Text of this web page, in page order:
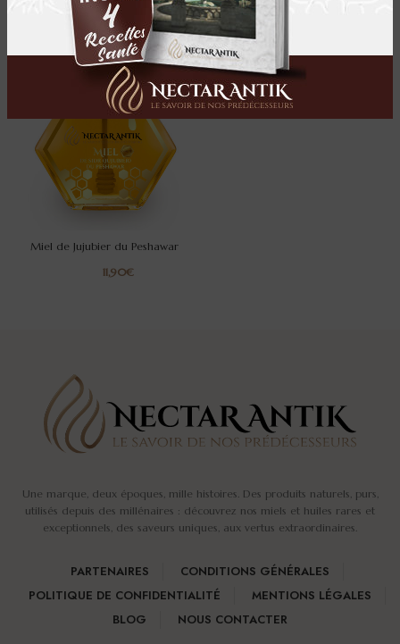
5.0/5 (8 avis)
Miel de Jujubier du Peshawar
€
Une marque, deux époques, mille histoires. Des produits naturels, purs,
utilisés depuis des millénaires : découvrez nos miels et huiles rares et
exceptionnels, des saveurs uniques, aux vertus extraordinaires.
PARTENAIRES
CONDITIONS GÉNÉRALES
POLITIQUE DE CONFIDENTIALITÉ
MENTIONS LÉGALES
BLOG
NOUS CONTACTER